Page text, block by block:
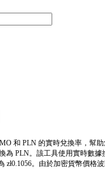
和 PLN 的實時兌換率，幫
為 PLN。該工具使用實時數
zł0.1056。由於加密貨幣價格